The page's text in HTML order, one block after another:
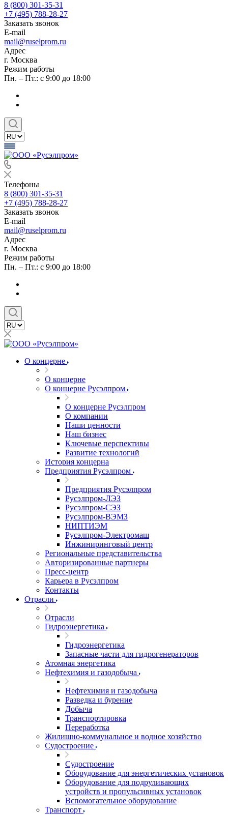
8 (800) 301-35-31
+7 (495) 788-28-27
Заказать звонок
E-mail
mail@ruselprom.ru
Адрес
г. Москва
Режим работы
Пн. – Пт.: с 9:00 до 18:00
Телефоны
8 (800) 301-35-31
+7 (495) 788-28-27
Заказать звонок
E-mail
mail@ruselprom.ru
Адрес
г. Москва
Режим работы
Пн. – Пт.: с 9:00 до 18:00
О концерне
О концерне
О концерне Русэлпром
О концерне Русэлпром
О компании
Наши ценности
Наш бизнес
Ключевые перспективы
Развитие технологий
История концерна
Предприятия Русэлпром
Предприятия Русэлпром
Русэлпром-ЛЭЗ
Русэлпром-СЭЗ
Русэлпром-ВЭМЗ
НИПТИЭМ
Русэлпром-Электромаш
Инжиниринговый центр
Региональные представительства
Авторизированные партнеры
Пресс-центр
Карьера в Русэлпром
Контакты
Отрасли
Отрасли
Гидроэнергетика
Гидроэнергетика
Запасные части для гидрогенераторов
Атомная энергетика
Нефтехимия и газодобыча
Нефтехимия и газодобыча
Разведка и бурение
Добыча
Транспортировка
Переработка
Жилищно-коммунальное и водное хозяйство
Судостроение
Судостроение
Оборудование для энергетических установок
Оборудование для подруливающих
устройств и пропульсивных установок
Вспомогательное оборудование
Транспорт